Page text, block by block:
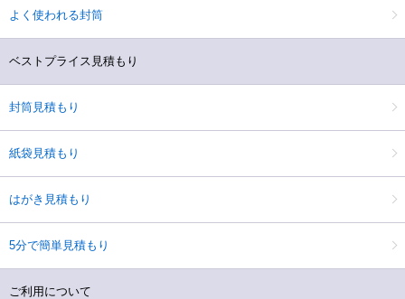
よく使われる封筒
ベストプライス見積もり
封筒見積もり
紙袋見積もり
はがき見積もり
5分で簡単見積もり
ご利用について